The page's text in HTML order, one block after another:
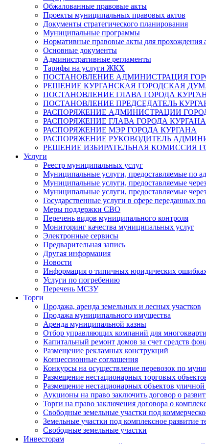
Обжалованные правовые акты
Проекты муниципальных правовых актов
Документы стратегического планирования
Муниципальные программы
Нормативные правовые акты для прохождения
Основные документы
Административные регламенты
Тарифы на услуги ЖКХ
ПОСТАНОВЛЕНИЕ АДМИНИСТРАЦИЯ
РЕШЕНИЕ КУРГАНСКАЯ ГОРОДСКАЯ
ПОСТАНОВЛЕНИЕ ГЛАВА ГОРОДА
ПОСТАНОВЛЕНИЕ ПРЕДСЕДАТЕЛЬ
РАСПОРЯЖЕНИЕ АДМИНИСТРАЦИИ
РАСПОРЯЖЕНИЕ ГЛАВА ГОРОДА КУРГАНА
РАСПОРЯЖЕНИЕ МЭР ГОРОДА КУРГАНА
РАСПОРЯЖЕНИЕ РУКОВОДИТЕЛЬ
РЕШЕНИЕ ИЗБИРАТЕЛЬНАЯ КОМИССИЯ
Услуги
Реестр муниципальных услуг
Муниципальные услуги, предоставляемые по
Муниципальные услуги, предоставляемые
Муниципальные услуги, предоставляемые
Государственные услуги в сфере переданных
Меры поддержки СВО
Перечень видов муниципального контроля
Мониторинг качества муниципальных услуг
Электронные сервисы
Предварительная запись
Другая информация
Новости
Информация о типичных юридических
Услуги по погребению
Перечень МСЗУ
Торги
Продажа, аренда земельных и лесных участков
Продажа муниципального имущества
Аренда муниципальной казны
Отбор управляющих компаний для
Капитальный ремонт домов за счет средств
Размещение рекламных конструкций
Концессионные соглашения
Конкурсы на осуществление перевозок по
Размещение нестационарных торговых
Размещение нестационарных объектов уличной
Аукционы на право заключить договор о
Торги на право заключения договора о
Свободные земельные участки под
Земельные участки под комплексное развитие
Свободные земельные участки
Инвесторам